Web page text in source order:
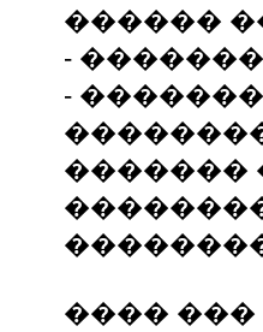
������
-
-
�������
����